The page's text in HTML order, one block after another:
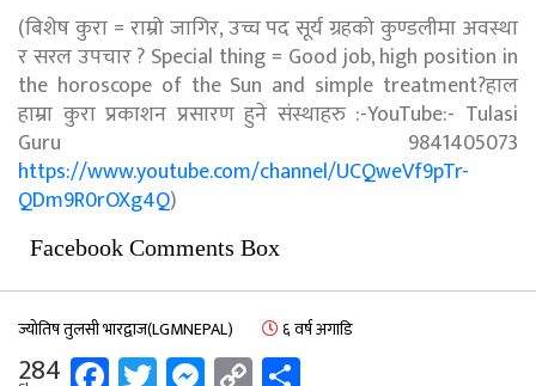
(बिशेष कुरा = राम्रो जागिर, उच्च पद सूर्य ग्रहको कुण्डलीमा अवस्था
र सरल उपचार ? Special thing = Good job, high position in
the horoscope of the Sun and simple treatment?हाल
हाम्रा कुरा प्रकाशन प्रसारण हुने संस्थाहरु :-YouTube:- Tulasi
Guru 9841405073
https://www.youtube.com/channel/UCQweVf9pTr-
QDm9R0rOXg4Q)
Facebook Comments Box
ज्योतिष तुलसी भारद्वाज(LGMNEPAL) ६ वर्ष अगाडि
284